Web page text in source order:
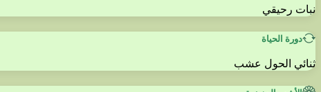
نبات رحيقي
دورة الحياة
ثنائي الحول عشب